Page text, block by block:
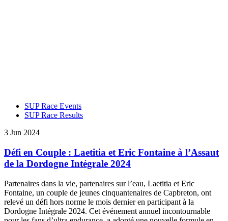
SUP Race Events
SUP Race Results
3 Jun 2024
Défi en Couple : Laetitia et Eric Fontaine à l’Assaut
de la Dordogne Intégrale 2024
Partenaires dans la vie, partenaires sur l’eau, Laetitia et Eric
Fontaine, un couple de jeunes cinquantenaires de Capbreton, ont
relevé un défi hors norme le mois dernier en participant à la
Dordogne Intégrale 2024. Cet événement annuel incontournable